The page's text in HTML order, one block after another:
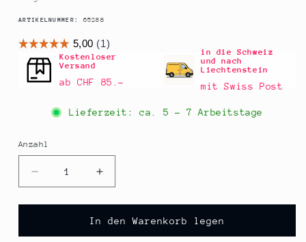
ARTIKELNUMMER: SKU:
65288
Kostenloser
Versand
ab CHF 85.–
in die Schweiz
und nach
Liechtenstein
mit Swiss Post
Lieferzeit: ca. 5 - 7 Arbeitstage
Anzahl
Anzahl
Verringere
die
Menge
POTLUCK
Erhöhe
die
Menge
für
POTLUCK
In den Warenkorb legen